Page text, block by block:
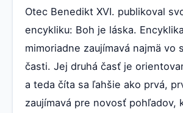
Otec Benedikt XVI. publikoval
encykliku: Boh je láska.
mimoriadne zaujímavá najmä vo
časti. Jej druhá časť je
a teda číta sa ľahšie ako prvá,
zaujímavá pre novosť pohľadov,